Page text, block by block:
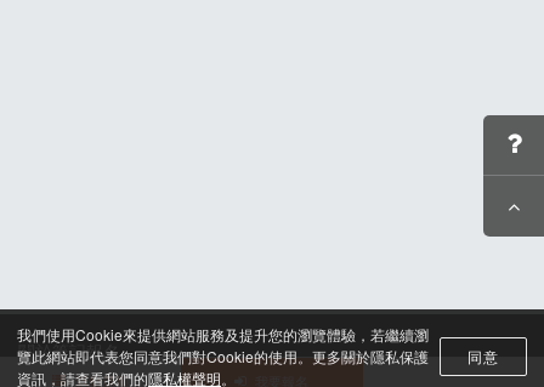
我們使用Cookie來提供網站服務及提升您的瀏覽體驗，若繼續瀏
覽此網站即代表您同意我們對Cookie的使用。更多關於隱私保護
資訊，請查看我們的隱私權聲明。
同意
活動選單
關於筆記報名
聯絡我們*